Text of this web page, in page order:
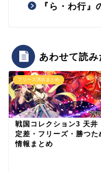
『ら・わ行
あわせて読
フリーズ演出まとめ
戦国コレクション3 天井
定差・フリーズ・勝つた
情報まとめ